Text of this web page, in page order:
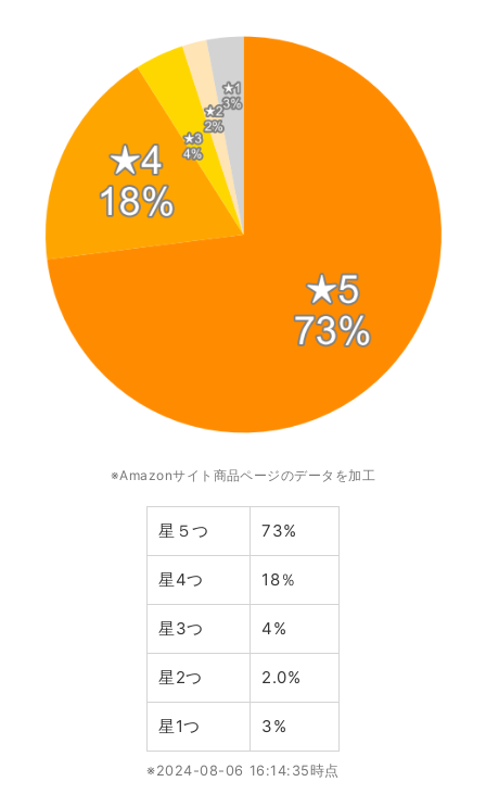
※Amazonサイト商品ページのデータを加工
星５つ 73%
星4つ 18％
星3つ 4%
星2つ 2.0%
星1つ 3%
※2024-08-06 16:14:35時点